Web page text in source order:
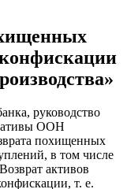
руководство
ООН
похищенных
в том числе
активов
т. е.